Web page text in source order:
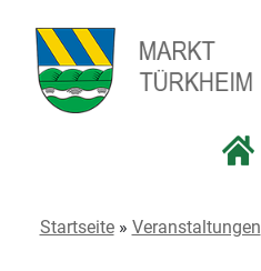
Startseite» Veranstaltungen